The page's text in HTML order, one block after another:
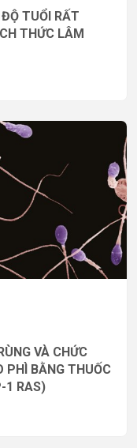
ĐỘ TUỔI RẤT
THỨC LÂM
VÀ CHỨC
PHÌ BẰNG THUỐC
1 RAS)